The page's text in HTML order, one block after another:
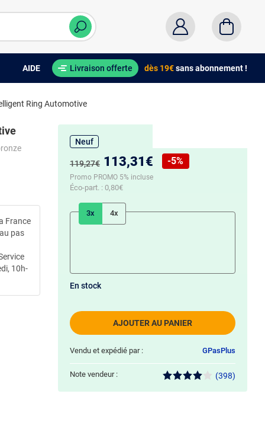
AIDE Livraison offerte dès 19€sans abonnement !
Ring Automotive
France
pas
10h-
Neuf
Ancien prix :
119,27€ Nouveau prix :
113,31€
Réduction de :
-5%
Promo PROMO 5% incluse
Éco-part. : 0,80€
3x 4x
AJOUTER AU PANIER
En stock
Vendu et expédié par : GPasPlus
Note vendeur : (398)